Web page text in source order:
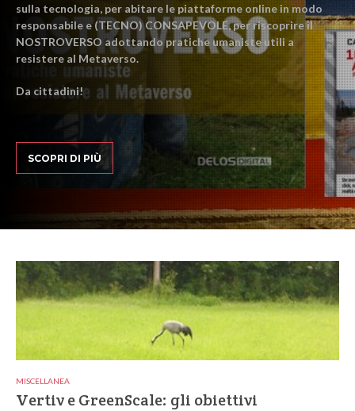
sulla tecnologia, per abitare le piattaforme online in modo
responsabile e (TECNO) CONSAPEVOLE, per riscoprire il
NOSTROVERSO adottando pratiche umaniste utili a
resistere al Metaverso.
Da cittadini!
SCOPRI DI PIÙ
MISCELLANEA
Vertiv e GreenScale: gli obiettivi